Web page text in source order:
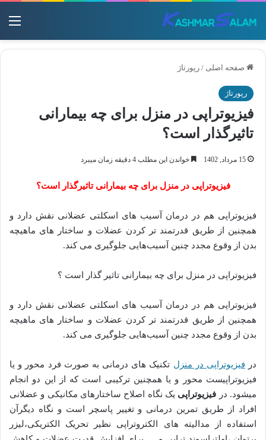
صفحه اصلی / رپورتاژ
رپورتاژ
فیزیوتراپی در منزل برای چه بیمارانی
تاثیرگذار است؟
15 مرداد, 1402 خواندن این مطلب 4 دقیقه زمان میبرد
فیزیوتراپی در منزل برای چه بیمارانی تاثیرگذار است؟
فیزیوتراپی هم در درمان آسیب های اسکلتی عضلانی نقش دارد و
همچنین از طریق قدرتمند تر کردن عضلات و ساختار های ماهیچه
بدن از وقوع مجدد چنین آسیب‌هایی جلوگیری می کند.
فیزیوتراپی در منزل برای چه بیمارانی تاثیر گذار است ؟
فیزیوتراپی هم در درمان آسیب های اسکلتی عضلانی نقش دارد و
همچنین از طریق قدرتمند تر کردن عضلات و ساختار های ماهیچه
بدن از وقوع مجدد چنین آسیب‌هایی جلوگیری می کند.
در فیزیوتراپی در منزل تکنیک های درمانی به صورت فرد محور و یا
فیزیوتراپیست محور و یا همچنین ترکیبی است که از این دو انجام
میشود. در فیزیوتراپی یک نگاه اصلاح ساختارهای مکانیکی و عضلانی
افراد از طریق تمرین درمانی و تغییر پاسچر است و نگاه دیگرآن
استفاده از مدالیته های الکتروتراپی نظیر تحریک الکتریکی،لیزر